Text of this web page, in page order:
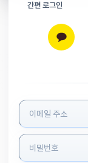
간편 로그인
로그인 정보 입력